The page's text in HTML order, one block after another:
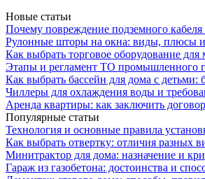
Новые статьи
Почему повреждение подземного кабеля
Рулонные шторы на окна: виды, плюсы
Как выбрать торговое оборудование
Этапы и регламент ТО промышленного
Как выбрать бассейн для дома с детьми:
Чиллеры для охлаждения воды и
Аренда квартиры: как заключить
Популярные статьи
Технология и основные правила
Как выбрать отвертку: отличия разных
Минитрактор для дома: назначение и
Гараж из газобетона: достоинства и